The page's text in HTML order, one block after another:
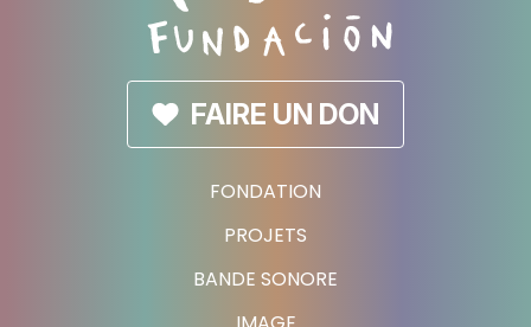
FONDATION
PROJETS
BANDE SONORE
FAIRE UN DON